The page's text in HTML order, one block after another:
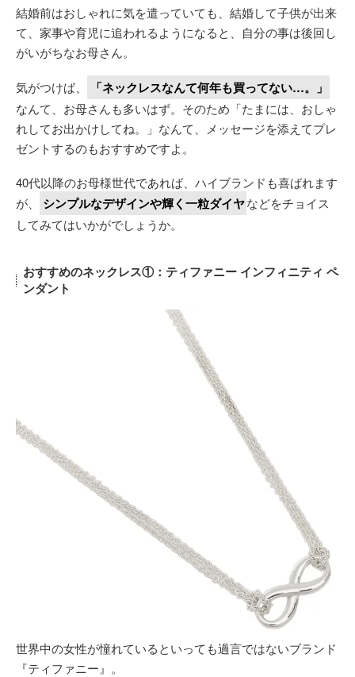
結婚前はおしゃれに気を遣っていても、結婚して子供が出来
て、家事や育児に追われるようになると、自分の事は後回し
がいがちなお母さん。
気がつけば、 「ネックレスなんて何年も買ってない…。」
なんて、お母さんも多いはず。そのため「たまには、おしゃ
れしてお出かけしてね。」なんて、メッセージを添えてプレ
ゼントするのもおすすめですよ。
40代以降のお母様世代であれば、ハイブランドも喜ばれます
が、
シンプルなデザインや輝く一粒ダイヤなどをチョイス
してみてはいかがでしょうか。
おすすめのネックレス①：ティファニー インフィニティ ペ
ンダント
世界中の女性が憧れているといっても過言ではないブランド
『ティファニー』。